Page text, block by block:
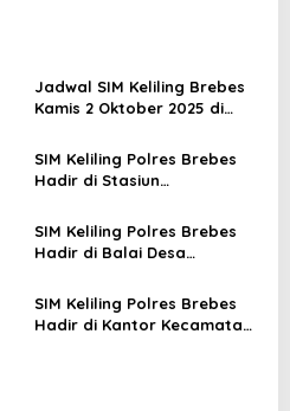
Jadwal SIM Keliling Brebes
Kamis 2 Oktober 2025 di
Paguyangan
SIM Keliling Polres Brebes
Hadir di Stasiun
September 2025
SIM Keliling Polres Brebes
Hadir di Balai Desa
Agustus 2025
SIM Keliling Polres Brebes
Hadir di Kantor Kecamatan